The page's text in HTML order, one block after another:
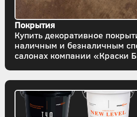
Покрытия
Купить декоративное
наличным и безналичным
салонах компании «Краски